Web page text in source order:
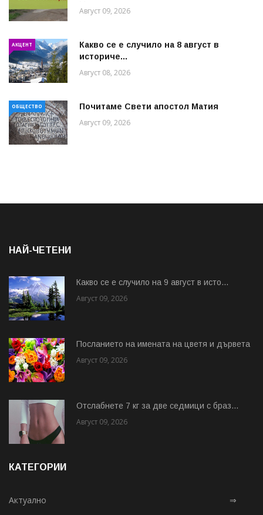
Август 09, 2026
АКЦЕНТ
Какво се е случило на 8 август в
историче...
Август 08, 2026
ОБЩЕСТВО Почитаме Свети апостол Матия
Август 09, 2026
НАЙ-ЧЕТЕНИ
Какво се е случило на 9 август в исто...
Август 09, 2026
Посланието на имената на цветя и дървета
Август 09, 2026
Отслабнете 7 кг за две седмици с браз...
Август 09, 2026
КАТЕГОРИИ
Актуално ⇒